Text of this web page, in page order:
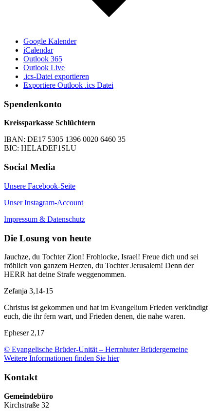
Google Kalender
iCalendar
Outlook 365
Outlook Live
.ics-Datei exportieren
Exportiere Outlook .ics Datei
Spendenkonto
Kreissparkasse Schlüchtern
IBAN: DE17 5305 1396 0020 6460 35
BIC: HELADEF1SLU
Social Media
Unsere Facebook-Seite
Unser Instagram-Account
Impressum & Datenschutz
Die Losung von heute
Jauchze, du Tochter Zion! Frohlocke, Israel! Freue dich und sei
fröhlich von ganzem Herzen, du Tochter Jerusalem! Denn der
HERR hat deine Strafe weggenommen.
Zefanja 3,14-15
Christus ist gekommen und hat im Evangelium Frieden verkündigt
euch, die ihr fern wart, und Frieden denen, die nahe waren.
Epheser 2,17
© Evangelische Brüder-Unität – Herrnhuter Brüdergemeine
Weitere Informationen finden Sie hier
Kontakt
Gemeindebüro
Kirchstraße 32